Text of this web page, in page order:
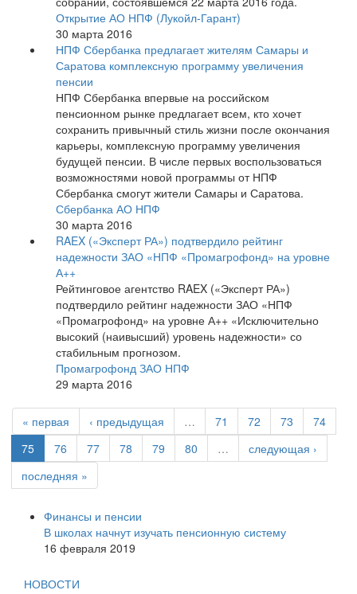
Открытие АО НПФ (Лукойл-Гарант)
30 марта 2016
НПФ Сбербанка предлагает жителям Самары и
Саратова комплексную программу увеличения
пенсии
НПФ Сбербанка впервые на российском
пенсионном рынке предлагает всем, кто хочет
сохранить привычный стиль жизни после окончания
карьеры, комплексную программу увеличения
будущей пенсии. В числе первых воспользоваться
возможностями новой программы от НПФ
Сбербанка смогут жители Самары и Саратова.
Сбербанка АО НПФ
30 марта 2016
RAEX («Эксперт РА») подтвердило рейтинг
надежности ЗАО «НПФ «Промагрофонд» на уровне
А++
Рейтинговое агентство RAEX («Эксперт РА»)
подтвердило рейтинг надежности ЗАО «НПФ
«Промагрофонд» на уровне А++ «Исключительно
высокий (наивысший) уровень надежности» со
стабильным прогнозом.
Промагрофонд ЗАО НПФ
29 марта 2016
« первая ‹ предыдущая … 71 72 73
74
75
76 77 78 79 80 …
следующая ›
последняя »
Финансы и пенсии
В школах начнут изучать пенсионную систему
16 февраля 2019
НОВОСТИ